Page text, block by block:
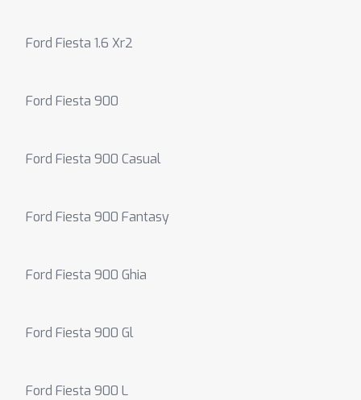
Ford Fiesta 1.6 Xr2
Ford Fiesta 900
Ford Fiesta 900 Casual
Ford Fiesta 900 Fantasy
Ford Fiesta 900 Ghia
Ford Fiesta 900 Gl
Ford Fiesta 900 L